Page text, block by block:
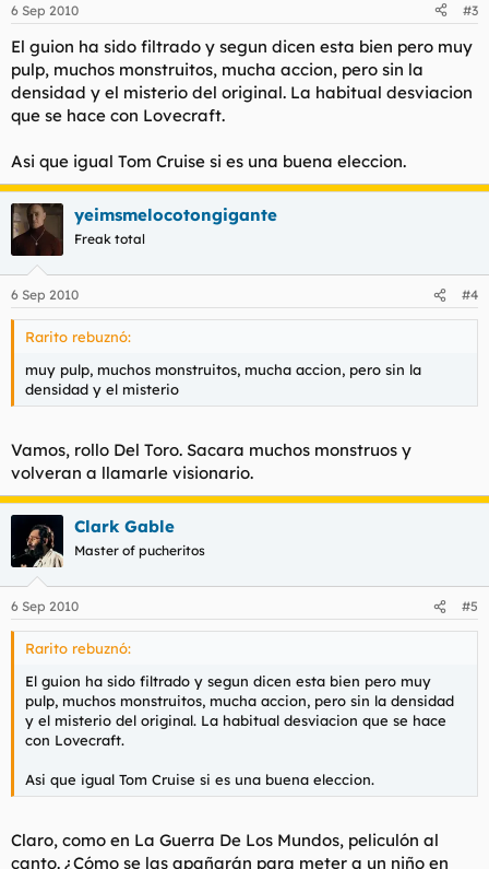
6 Sep 2010 #3
El guion ha sido filtrado y segun dicen esta bien pero muy
pulp, muchos monstruitos, mucha accion, pero sin la
densidad y el misterio del original. La habitual desviacion
que se hace con Lovecraft.
Asi que igual Tom Cruise si es una buena eleccion.
yeimsmelocotongigante
Freak total
6 Sep 2010 #4
Rarito rebuznó:
muy pulp, muchos monstruitos, mucha accion, pero sin la
densidad y el misterio
Vamos, rollo Del Toro. Sacara muchos monstruos y
volveran a llamarle visionario.
Clark Gable
Master of pucheritos
6 Sep 2010 #5
Rarito rebuznó:
El guion ha sido filtrado y segun dicen esta bien pero muy
pulp, muchos monstruitos, mucha accion, pero sin la densidad
y el misterio del original. La habitual desviacion que se hace
con Lovecraft.
Asi que igual Tom Cruise si es una buena eleccion.
Claro, como en La Guerra De Los Mundos, peliculón al
canto. ¿Cómo se las apañarán para meter a un niño en